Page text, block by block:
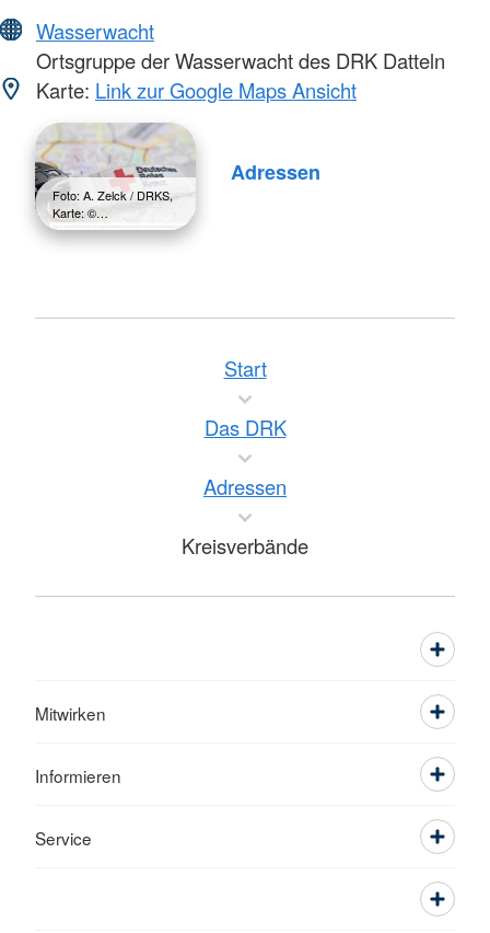
Wasserwacht
Ortsgruppe der Wasserwacht des DRK Datteln
Karte: Link zur Google Maps Ansicht
Foto: A. Zelck / DRKS,
Karte: ©…
Adressen
Start
Das DRK
Adressen
Kreisverbände
Mitwirken
Informieren
Service